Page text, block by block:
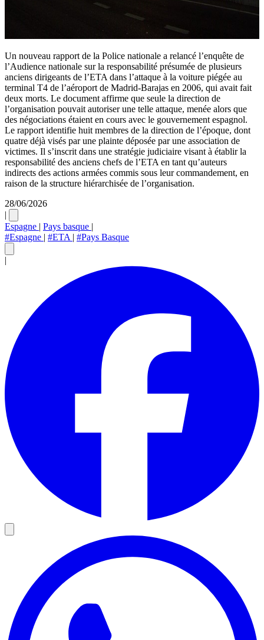
Un nouveau rapport de la Police nationale a relancé l’enquête de
l’Audience nationale sur la responsabilité présumée de plusieurs
anciens dirigeants de l’ETA dans l’attaque à la voiture piégée au
terminal T4 de l’aéroport de Madrid-Barajas en 2006, qui avait fait
deux morts. Le document affirme que seule la direction de
l’organisation pouvait autoriser une telle attaque, menée alors que
des négociations étaient en cours avec le gouvernement espagnol.
Le rapport identifie huit membres de la direction de l’époque, dont
quatre déjà visés par une plainte déposée par une association de
victimes. Il s’inscrit dans une stratégie judiciaire visant à établir la
responsabilité des anciens chefs de l’ETA en tant qu’auteurs
indirects des actions armées commis sous leur commandement, en
raison de la structure hiérarchisée de l’organisation.
28/06/2026
|
Espagne | Pays basque |
#Espagne | #ETA | #Pays Basque
|